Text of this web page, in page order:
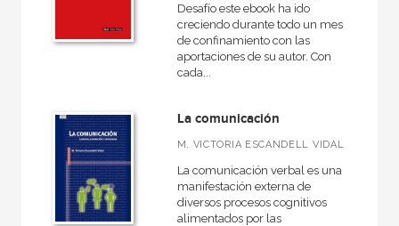
Desafío este ebook ha ido
creciendo durante todo un mes
de confinamiento con las
aportaciones de su autor. Con
cada...
La comunicación
M. VICTORIA ESCANDELL VIDAL
La comunicación verbal es una
manifestación externa de
diversos procesos cognitivos
alimentados por las